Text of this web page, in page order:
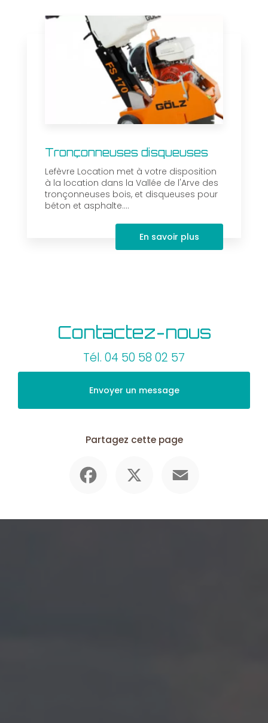
Tronçonneuses disqueuses
Lefèvre Location met à votre disposition
à la location dans la Vallée de l'Arve des
tronçonneuses bois, et disqueuses pour
béton et asphalte....
En savoir plus
Contactez-nous
Tél. 04 50 58 02 57
Envoyer un message
Partagez cette page